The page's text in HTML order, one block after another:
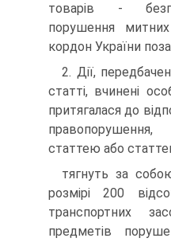
товарів -
порушення
кордон України
2. Дії,
статті, вчинені
притягалася до
статтею або
тягнуть за
розмірі 200
транспортних
предметів